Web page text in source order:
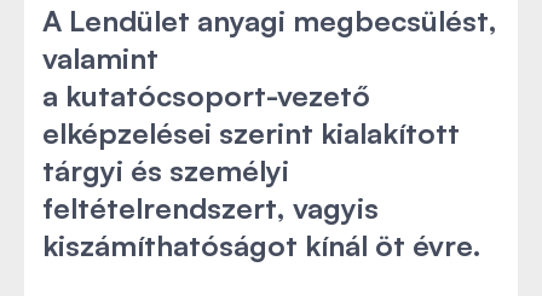
A Lendület anyagi megbecsülést,
valamint
a kutatócsoport-vezető
elképzelései szerint kialakított
tárgyi és személyi
feltételrendszert, vagyis
kiszámíthatóságot kínál öt évre.